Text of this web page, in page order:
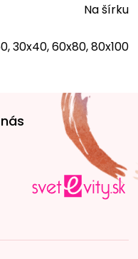
Na šírku
30x40, 60x80, 80x100